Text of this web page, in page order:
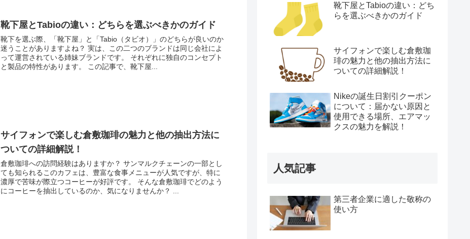
靴下屋とTabioの違い：どちらを選ぶべきかのガイド
靴下を選ぶ際、「靴下屋」と「Tabio（タビオ）」のどちらが良いのか
迷うことがありますよね？ 実は、この二つのブランドは同じ会社によ
って運営されている姉妹ブランドです。 それぞれに独自のコンセプト
と製品の特性があります。 この記事で、靴下屋...
サイフォンで楽しむ倉敷珈琲の魅力と他の抽出方法に
ついての詳細解説！
倉敷珈琲への訪問経験はありますか？ サンマルクチェーンの一部とし
ても知られるこのカフェは、豊富な食事メニューが人気ですが、特に
濃厚で苦味が際立つコーヒーが好評です。 そんな倉敷珈琲でどのよう
にコーヒーを抽出しているのか、気になりませんか？ ...
靴下屋とTabioの違い：どち
らを選ぶべきかのガイド
サイフォンで楽しむ倉敷珈
琲の魅力と他の抽出方法に
ついての詳細解説！
Nikeの誕生日割引クーポン
について：届かない原因と
使用できる場所、エアマッ
クスの魅力を解説！
人気記事
第三者企業に適した敬称の
使い方